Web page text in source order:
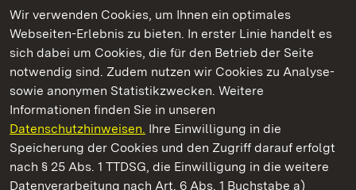
Wir verwenden Cookies, um Ihnen ein optimales
Webseiten-Erlebnis zu bieten. In erster Linie handelt es
sich dabei um Cookies, die für den Betrieb der Seite
notwendig sind. Zudem nutzen wir Cookies zu Analyse-
sowie anonymen Statistikzwecken. Weitere
Informationen finden Sie in unseren
Datenschutzhinweisen. Ihre Einwilligung in die
Speicherung der Cookies und den Zugriff darauf erfolgt
nach § 25 Abs. 1 TTDSG, die Einwilligung in die weitere
Datenverarbeitung nach Art. 6 Abs. 1 Buchstabe a)
Kommen. Staunen. Genießen.
Residenzschloss Ludwigsburg
Staatliche Schlösser und Gärten Baden-Württemberg